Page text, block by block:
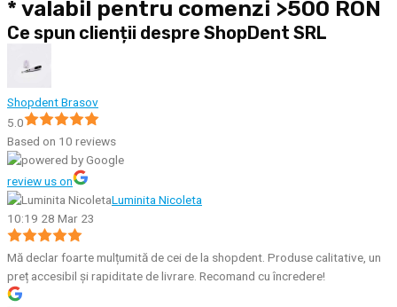
* valabil pentru comenzi >500 RON
Ce spun clienții despre ShopDent SRL
Shopdent Brasov
5.0
Based on 10 reviews
review us on
Luminita Nicoleta
10:19 28 Mar 23
Mă declar foarte mulțumită de cei de la shopdent. Produse calitative, un
preț accesibil și rapiditate de livrare. Recomand cu încredere!